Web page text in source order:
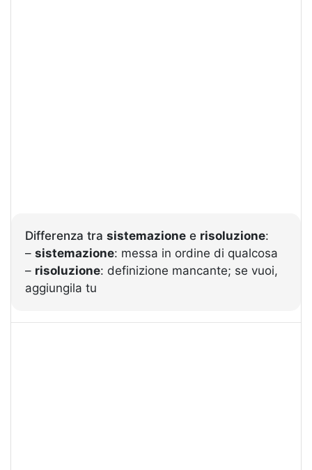
Differenza tra sistemazione e risoluzione:
– sistemazione: messa in ordine di qualcosa
– risoluzione: definizione mancante; se vuoi,
aggiungila tu